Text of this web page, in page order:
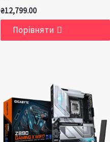
₴12,799.00
Порівняти